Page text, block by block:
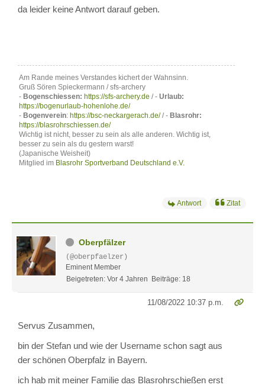
da leider keine Antwort darauf geben.
Am Rande meines Verstandes kichert der Wahnsinn.
Gruß Sören Spieckermann / sfs-archery
- Bogenschiessen: https://sfs-archery.de / - Urlaub:
https://bogenurlaub-hohenlohe.de/
- Bogenverein: https://bsc-neckargerach.de// - Blasrohr:
https://blasrohrschiessen.de/
Wichtig ist nicht, besser zu sein als alle anderen. Wichtig ist,
besser zu sein als du gestern warst!
(Japanische Weisheit)
Mitglied im Blasrohr Sportverband Deutschland e.V.
Antwort Zitat
Oberpfälzer
(@oberpfaelzer)
Eminent Member
Beigetreten: Vor 4 Jahren Beiträge: 18
11/08/2022 10:37 p.m.
Servus Zusammen,
bin der Stefan und wie der Username schon sagt aus
der schönen Oberpfalz in Bayern.
ich hab mit meiner Familie das Blasrohrschießen erst